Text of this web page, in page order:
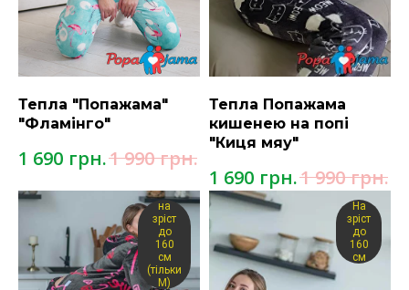
Тепла "Попажама"
"Фламінго"
1 690 грн.1 990 грн.
Тепла Попажама
кишенею на попі
"Киця мяу"
1 690 грн.1 990 грн.
на
зріст
до
160
см
(тільки
М)
На
зріст
до
160
см